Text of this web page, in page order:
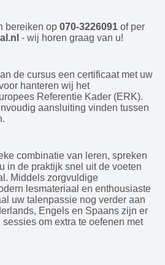
bereiken op 070-3226091 of per
- wij horen graag van u!
de cursus een certificaat met uw
hanteren wij het
Referentie Kader (ERK).
aansluiting vinden tussen
combinatie van leren, spreken
in de praktijk snel uit de voeten
Middels zorgvuldige
lesmateriaal en enthousiaste
uw talenpassie nog verder aan
Engels en Spaans zijn er
sessies om extra te oefenen met